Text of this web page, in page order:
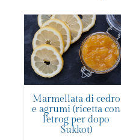
Marmellata di cedro
e agrumi (ricetta con
l’etrog per dopo
Sukkot)